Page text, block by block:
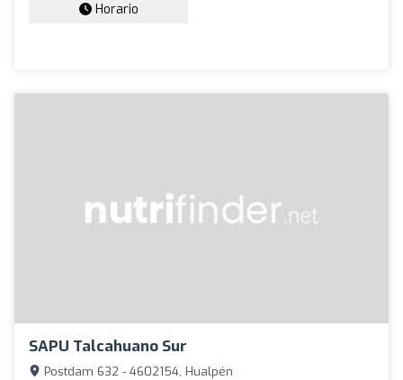
Horario
SAPU Talcahuano Sur
Postdam 632 - 4602154, Hualpén